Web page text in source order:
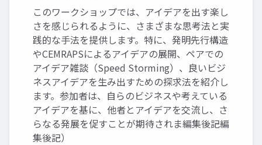
このワークショップでは、アイデアを出す楽し
さを感じられるように、さまざまな思考法と実
践的な手法を提供します。特に、発明先行構造
やCEMRAPSによるアイデアの展開、ペアでの
アイデア雑談（Speed Storming）、良いビジ
ネスアイデアを生み出すための探求法を紹介し
ます。参加者は、自らのビジネスや考えている
アイデアを基に、他者とアイデアを交流し、さ
らなる発展を促すことが期待されま編集後記編
集後記）